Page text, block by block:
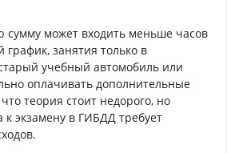
сумму может входить меньше часов
график, занятия только в
учебный автомобиль или
оплачивать дополнительные
теория стоит недорого, но
к экзамену в ГИБДД требует